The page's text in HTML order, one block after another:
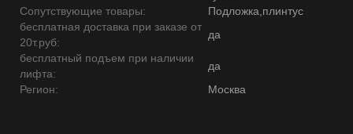
Сопутствующие товары:
Подложка,плинтус
бесплатная доставка при заказе от
20т.руб:
да
бесплатный подъем при наличии
лифта:
да
Регион:
Москва